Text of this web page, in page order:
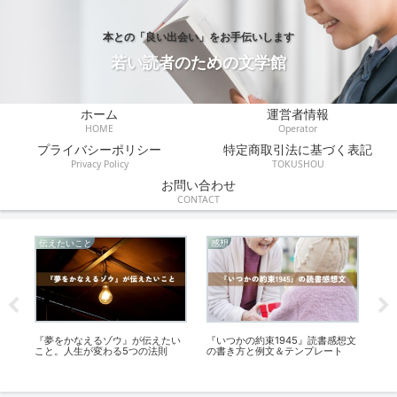
本との「良い出会い」をお手伝いします
若い読者のための文学館
ホーム
HOME
運営者情報
Operator
プライバシーポリシー
Privacy Policy
特定商取引法に基づく表記
TOKUSHOU
お問い合わせ
CONTACT
伝えたいこと
『夢をかなえるゾウ』が伝えたい
こと。人生が変わる5つの法則
感想
『いつかの約束1945』読書感想文
の書き方と例文＆テンプレート